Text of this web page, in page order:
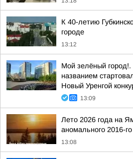
К 40-летию
городе
13:12
Мой зелёный
названием
Новый Уренгой
13:09
Лето 2026 года на
аномального 2016-го
13:08